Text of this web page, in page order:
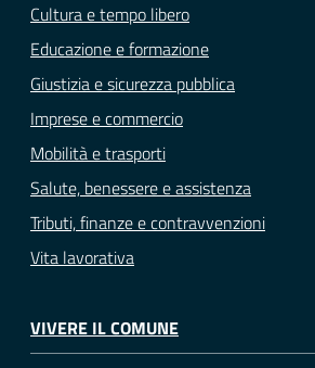
Cultura e tempo libero
Educazione e formazione
Giustizia e sicurezza pubblica
Imprese e commercio
Mobilità e trasporti
Salute, benessere e assistenza
Tributi, finanze e contravvenzioni
Vita lavorativa
VIVERE IL COMUNE